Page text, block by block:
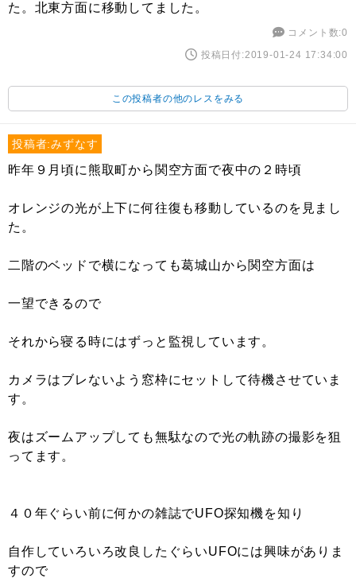
た。北東方面に移動してました。
コメント数:0
投稿日付:2019-01-24 17:34:00
この投稿者の他のレスをみる
投稿者:みずなす
昨年９月頃に熊取町から関空方面で夜中の２時頃
オレンジの光が上下に何往復も移動しているのを見まし
た。
二階のベッドで横になっても葛城山から関空方面は
一望できるので
それから寝る時にはずっと監視しています。
カメラはブレないよう窓枠にセットして待機させていま
す。
夜はズームアップしても無駄なので光の軌跡の撮影を狙
ってます。
４０年ぐらい前に何かの雑誌でUFO探知機を知り
自作していろいろ改良したぐらいUFOには興味がありま
すので